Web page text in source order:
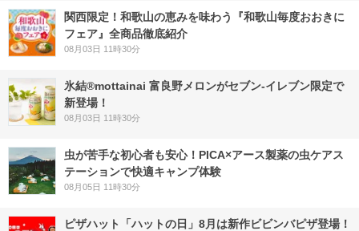
関西限定！和歌山の恵みを味わう『和歌山毎度おおきに
フェア』全商品徹底紹介
08月03日 11時30分
氷結®mottainai 富良野メロンがセブン‐イレブン限定で
新登場！
08月03日 11時30分
虫が苦手な初心者も安心！PICA×アース製薬の虫ケアス
テーションで快適キャンプ体験
08月05日 11時30分
ピザハット「ハットの日」8月は新作ビビンバピザ登場！